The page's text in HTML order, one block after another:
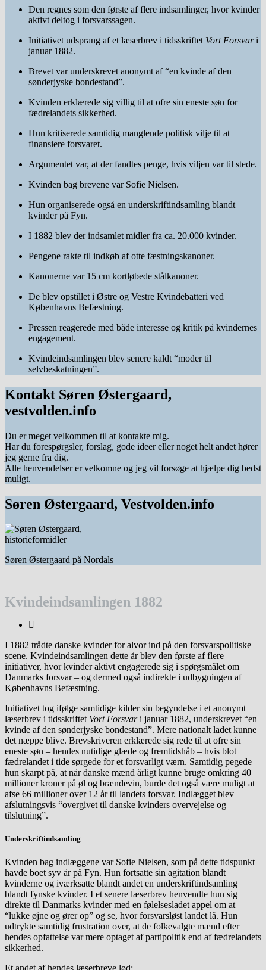
Den regnes som den første af flere indsamlinger, hvor kvinder
aktivt deltog i forsvarssagen.
Initiativet udsprang af et læserbrev i tidsskriftet Vort Forsvari
januar 1882.
Brevet var underskrevet anonymt af “en kvinde af den
sønderjyske bondestand”.
Kvinden erklærede sig villig til at ofre sin eneste søn for
fædrelandets sikkerhed.
Hun kritiserede samtidig manglende politisk vilje til at
finansiere forsvaret.
Argumentet var, at der fandtes penge, hvis viljen var til stede.
Kvinden bag brevene var Sofie Nielsen.
Hun organiserede også en underskriftindsamling blandt
kvinder på Fyn.
I 1882 blev der indsamlet midler fra ca. 20.000 kvinder.
Pengene rakte til indkøb af otte fæstningskanoner.
Kanonerne var 15 cm kortløbede stålkanoner.
De blev opstillet i Østre og Vestre Kvindebatteri ved
Københavns Befæstning.
Pressen reagerede med både interesse og kritik på kvindernes
engagement.
Kvindeindsamlingen blev senere kaldt “moder til
selvbeskatningen”.
Kontakt Søren Østergaard,
vestvolden.info
Du er meget velkommen til at kontakte mig.
Har du forespørgsler, forslag, gode ideer eller noget helt andet hører
jeg gerne fra dig.
Alle henvendelser er velkomne og jeg vil forsøge at hjælpe dig bedst
muligt.
Søren Østergaard, Vestvolden.info
Søren Østergaard på Nordals
Kvindeindsamlingen 1882
I 1882 trådte danske kvinder for alvor ind på den forsvarspolitiske
scene. Kvindeindsamlingen dette år blev den første af flere
initiativer, hvor kvinder aktivt engagerede sig i spørgsmålet om
Danmarks forsvar – og dermed også indirekte i udbygningen af
Københavns Befæstning.
Initiativet tog ifølge samtidige kilder sin begyndelse i et anonymt
læserbrev i tidsskriftet Vort Forsvari januar 1882, underskrevet “en
kvinde af den sønderjyske bondestand”. Mere nationalt ladet kunne
det næppe blive. Brevskriveren erklærede sig rede til at ofre sin
eneste søn – hendes nutidige glæde og fremtidshåb – hvis blot
fædrelandet i tide sørgede for et forsvarligt værn. Samtidig pegede
hun skarpt på, at når danske mænd årligt kunne bruge omkring 40
millioner kroner på øl og brændevin, burde det også være muligt at
afse 66 millioner over 12 år til landets forsvar. Indlægget blev
afslutningsvis “overgivet til danske kvinders overvejelse og
tilslutning”.
Underskriftindsamling
Kvinden bag indlæggene var Sofie Nielsen, som på dette tidspunkt
havde boet syv år på Fyn. Hun fortsatte sin agitation blandt
kvinderne og iværksatte blandt andet en underskriftindsamling
blandt fynske kvinder. I et senere læserbrev henvendte hun sig
direkte til Danmarks kvinder med en følelsesladet appel om at
“lukke øjne og ører op” og se, hvor forsvarsløst landet lå. Hun
udtrykte samtidig frustration over, at de folkevalgte mænd efter
hendes opfattelse var mere optaget af partipolitik end af fædrelandets
sikkerhed.
Et andet af hendes læserbreve lød: